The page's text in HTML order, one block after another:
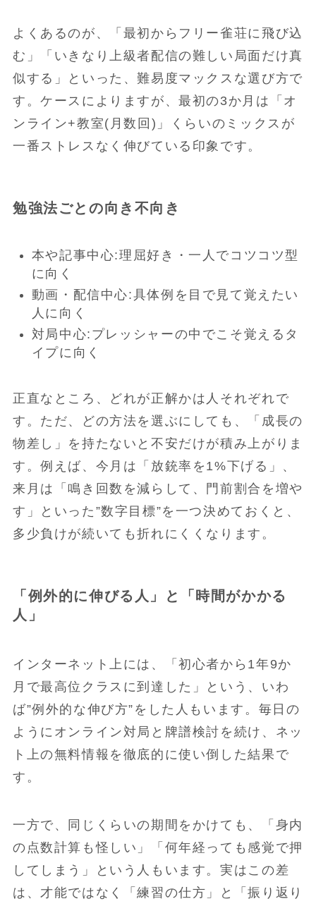
よくあるのが、「最初からフリー雀荘に飛び込
む」「いきなり上級者配信の難しい局面だけ真
似する」といった、難易度マックスな選び方で
す。ケースによりますが、最初の3か月は「オ
ンライン+教室(月数回)」くらいのミックスが
一番ストレスなく伸びている印象です。
勉強法ごとの向き不向き
本や記事中心:理屈好き・一人でコツコツ型
に向く
動画・配信中心:具体例を目で見て覚えたい
人に向く
対局中心:プレッシャーの中でこそ覚えるタ
イプに向く
正直なところ、どれが正解かは人それぞれで
す。ただ、どの方法を選ぶにしても、「成長の
物差し」を持たないと不安だけが積み上がりま
す。例えば、今月は「放銃率を1%下げる」、
来月は「鳴き回数を減らして、門前割合を増や
す」といった”数字目標”を一つ決めておくと、
多少負けが続いても折れにくくなります。
「例外的に伸びる人」と「時間がかかる
人」
インターネット上には、「初心者から1年9か
月で最高位クラスに到達した」という、いわ
ば”例外的な伸び方”をした人もいます。毎日の
ようにオンライン対局と牌譜検討を続け、ネッ
ト上の無料情報を徹底的に使い倒した結果で
す。
一方で、同じくらいの期間をかけても、「身内
の点数計算も怪しい」「何年経っても感覚で押
してしまう」という人もいます。実はこの差
は、才能ではなく「練習の仕方」と「振り返り